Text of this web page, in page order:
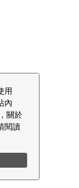
用
內
關於
閱讀